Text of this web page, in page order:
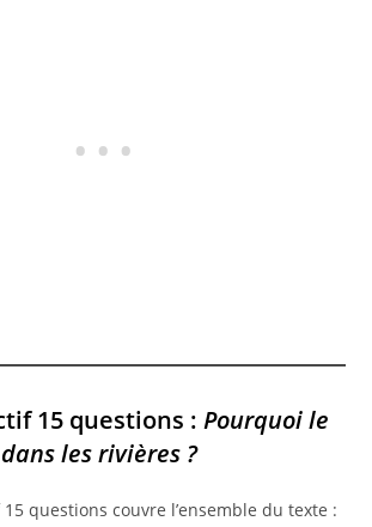
15 questions :Pourquoi le
les rivières ?
questions couvre l’ensemble du texte :